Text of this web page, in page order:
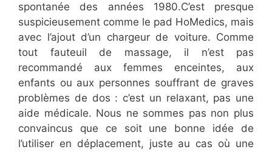
spontanée des années 1980.C’est presque
suspicieusement comme le pad HoMedics, mais
avec l’ajout d’un chargeur de voiture. Comme
tout fauteuil de massage, il n’est pas
recommandé aux femmes enceintes, aux
enfants ou aux personnes souffrant de graves
problèmes de dos : c’est un relaxant, pas une
aide médicale. Nous ne sommes pas non plus
convaincus que ce soit une bonne idée de
l’utiliser en déplacement, juste au cas où une